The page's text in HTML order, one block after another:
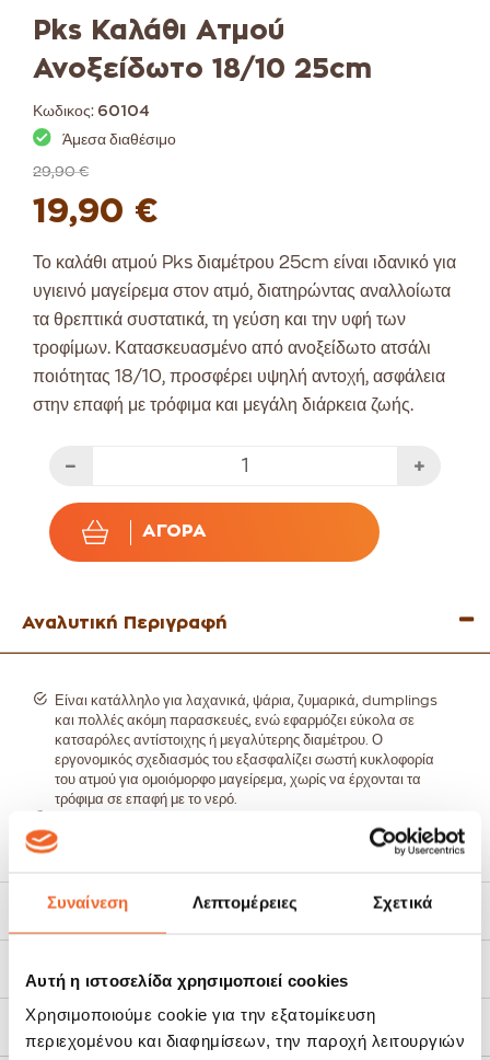
Συναίνεση Λεπτομέρειες Σχετικά
Αυτή η ιστοσελίδα χρησιμοποιεί cookies
Χρησιμοποιούμε cookie για την εξατομίκευση
περιεχομένου και διαφημίσεων, την παροχή λειτουργιών
Pks Καλάθι Ατμού
Ανοξείδωτο 18/10 25cm
Κωδικος: 60104
Άμεσα διαθέσιμο
29,90 €
19,90 €
Το καλάθι ατμού Pks διαμέτρου 25cm είναι ιδανικό για
υγιεινό μαγείρεμα στον ατμό, διατηρώντας αναλλοίωτα
τα θρεπτικά συστατικά, τη γεύση και την υφή των
τροφίμων. Κατασκευασμένο από ανοξείδωτο ατσάλι
ποιότητας 18/10, προσφέρει υψηλή αντοχή, ασφάλεια
στην επαφή με τρόφιμα και μεγάλη διάρκεια ζωής.
ΑΓΟΡΆ
Αναλυτική Περιγραφή
Είναι κατάλληλο για λαχανικά, ψάρια, ζυμαρικά, dumplings
και πολλές ακόμη παρασκευές, ενώ εφαρμόζει εύκολα σε
κατσαρόλες αντίστοιχης ή μεγαλύτερης διαμέτρου. Ο
εργονομικός σχεδιασμός του εξασφαλίζει σωστή κυκλοφορία
του ατμού για ομοιόμορφο μαγείρεμα, χωρίς να έρχονται τα
τρόφιμα σε επαφή με το νερό.
Διάμετρος: 25cm
Ανθεκτικό στη θερμότητα και στη διάβρωση
Εύκολο στον καθαρισμό
εργαλείο για όσους επιλέγουν υγιεινές μεθόδους μαγειρέματος
Χαρακτηριστικά
Τρόποι Αποστολής
Πολιτική Επιστροφών